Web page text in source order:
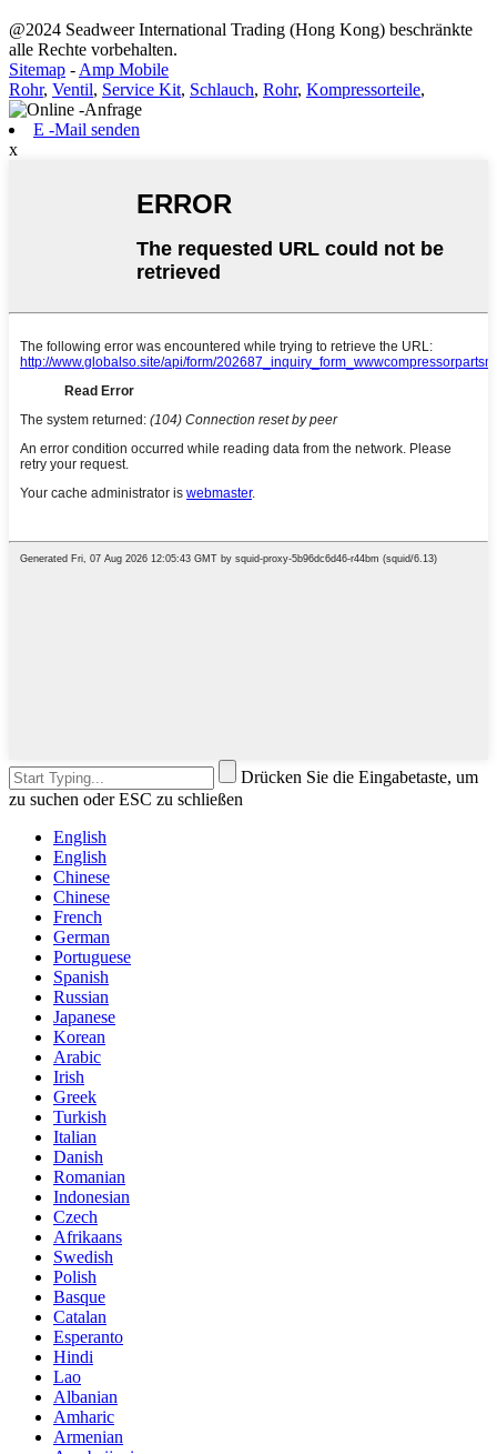
@2024 Seadweer International Trading (Hong Kong) beschränkte
alle Rechte vorbehalten.
Sitemap - Amp Mobile
Rohr, Ventil, Service Kit, Schlauch, Rohr, Kompressorteile,
E -Mail senden
x
Drücken Sie die Eingabetaste, um
zu suchen oder ESC zu schließen
English
English
Chinese
Chinese
French
German
Portuguese
Spanish
Russian
Japanese
Korean
Arabic
Irish
Greek
Turkish
Italian
Danish
Romanian
Indonesian
Czech
Afrikaans
Swedish
Polish
Basque
Catalan
Esperanto
Hindi
Lao
Albanian
Amharic
Armenian